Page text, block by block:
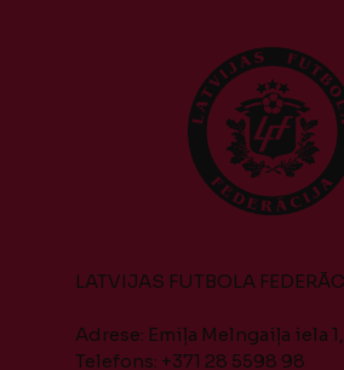
LATVIJAS FUTBOLA
Adrese: Emiļa Melngaiļa iela
Telefons: +371 28 5598 98